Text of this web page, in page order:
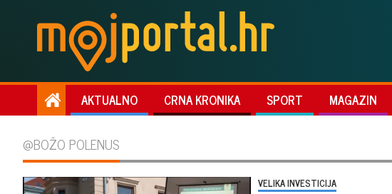
AKTUALNO CRNA KRONIKA SPORT MAGAZIN
@BOŽO POLENUS
VELIKA INVESTICIJA